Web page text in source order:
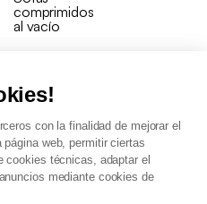
con la finalidad de mejorar el
web, permitir ciertas
cookies técnicas, adaptar el
mediante cookies de
comprimidos
al vacío